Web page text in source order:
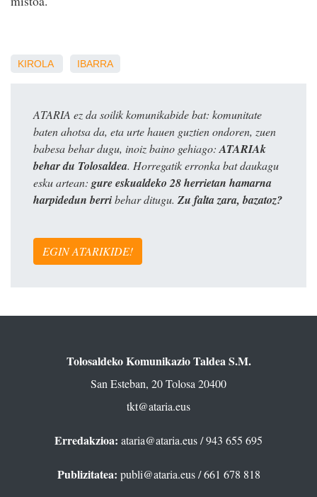
KIROLA IBARRA
ATARIA ez da soilik komunikabide bat: komunitate
baten ahotsa da, eta urte hauen guztien ondoren, zuen
babesa behar dugu, inoiz baino gehiago:ATARIAk
behar du Tolosaldea. Horregatik erronka bat daukagu
esku artean: gure eskualdeko 28 herrietan hamarna
harpidedun berribehar ditugu. Zu falta zara, bazatoz?
EGIN ATARIKIDE!
Tolosaldeko Komunikazio Taldea S.M.
San Esteban, 20 Tolosa 20400
tkt@ataria.eus
Erredakzioa: ataria@ataria.eus/ 943 655 695
Publizitatea: publi@ataria.eus/ 661 678 818